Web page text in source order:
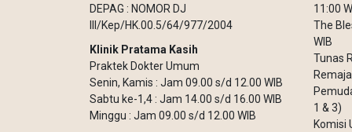
DEPAG : NOMOR DJ
III/Kep/HK.00.5/64/977/2004
Klinik Pratama Kasih
Praktek Dokter Umum
Senin, Kamis : Jam 09.00 s/d 12.00 WIB
Sabtu ke-1,4 : Jam 14.00 s/d 16.00 WIB
Minggu : Jam 09.00 s/d 12.00 WIB
11:00
The
WIB
Tunas
1 & 3)
Komisi